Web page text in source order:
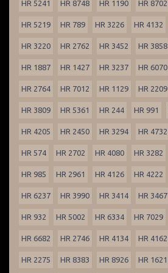
HR 5241 HR 8748 HR 1190 HR 8702
HR 5219 HR 789 HR 3226 HR 4132
HR 3220 HR 2762 HR 3452 HR 3858
HR 1887 HR 1427 HR 3237 HR 6070
HR 2764 HR 7012 HR 1129 HR 2209
HR 3809 HR 5361 HR 244 HR 991
HR 4205 HR 2450 HR 3294 HR 4732
HR 574 HR 2702 HR 4080 HR 3282
HR 985 HR 2961 HR 4126 HR 4222
HR 6237 HR 3990 HR 3414 HR 3467
HR 932 HR 5002 HR 6334 HR 7029
HR 6682 HR 2746 HR 4134 HR 4162
HR 2275 HR 8383 HR 8926 HR 1621